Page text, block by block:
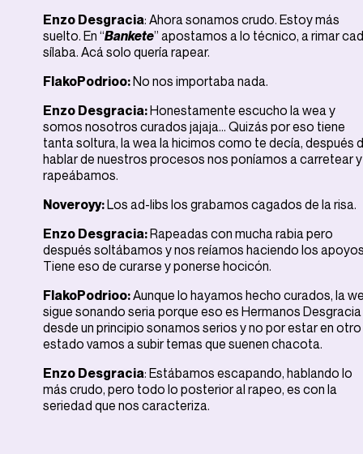
Enzo Desgracia: Ahora sonamos crudo. Estoy más
suelto. En “Bankete” apostamos a lo técnico, a rimar
sílaba. Acá solo quería rapear.
FlakoPodrioo:No nos importaba nada.
Enzo Desgracia:Honestamente escucho la wea y
somos nosotros curados jajaja… Quizás por eso tiene
tanta soltura, la wea la hicimos como te decía, después
hablar de nuestros procesos nos poníamos a carretear y
rapeábamos.
Noveroyy:Los ad-libs los grabamos cagados de la risa.
Enzo Desgracia:Rapeadas con mucha rabia pero
después soltábamos y nos reíamos haciendo los
Tiene eso de curarse y ponerse hocicón.
FlakoPodrioo:Aunque lo hayamos hecho curados, la
sigue sonando seria porque eso es Hermanos Desgracia
desde un principio sonamos serios y no por estar en otro
estado vamos a subir temas que suenen chacota.
Enzo Desgracia: Estábamos escapando, hablando lo
más crudo, pero todo lo posterior al rapeo, es con la
seriedad que nos caracteriza.